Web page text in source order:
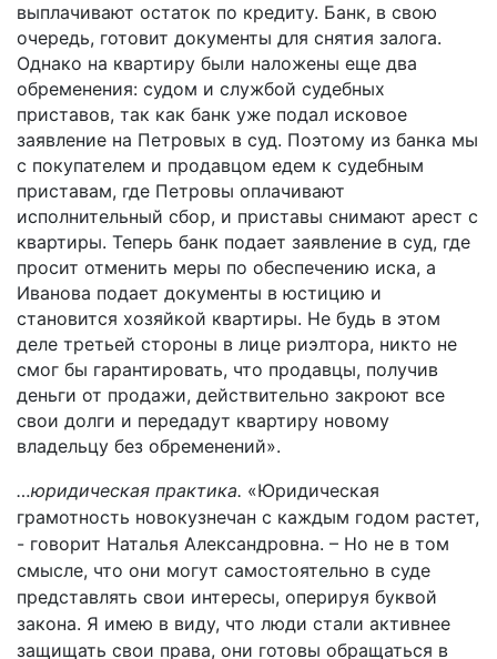
выплачивают остаток по кредиту. Банк, в свою
очередь, готовит документы для снятия залога.
Однако на квартиру были наложены еще два
обременения: судом и службой судебных
приставов, так как банк уже подал исковое
заявление на Петровых в суд. Поэтому из банка мы
с покупателем и продавцом едем к судебным
приставам, где Петровы оплачивают
исполнительный сбор, и приставы снимают арест с
квартиры. Теперь банк подает заявление в суд, где
просит отменить меры по обеспечению иска, а
Иванова подает документы в юстицию и
становится хозяйкой квартиры. Не будь в этом
деле третьей стороны в лице риэлтора, никто не
смог бы гарантировать, что продавцы, получив
деньги от продажи, действительно закроют все
свои долги и передадут квартиру новому
владельцу без обременений».
…юридическая практика. «Юридическая
грамотность новокузнечан с каждым годом растет,
- говорит Наталья Александровна. – Но не в том
смысле, что они могут самостоятельно в суде
представлять свои интересы, оперируя буквой
закона. Я имею в виду, что люди стали активнее
защищать свои права, они готовы обращаться в